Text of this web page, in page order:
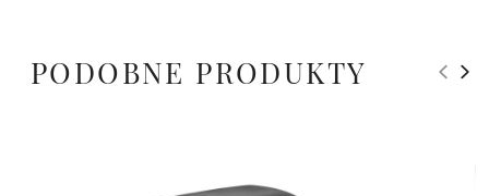
PODOBNE PRODUKTY